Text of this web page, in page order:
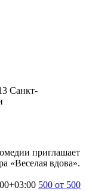
Санкт-
приглашает
«Веселая вдова».
500 от 500